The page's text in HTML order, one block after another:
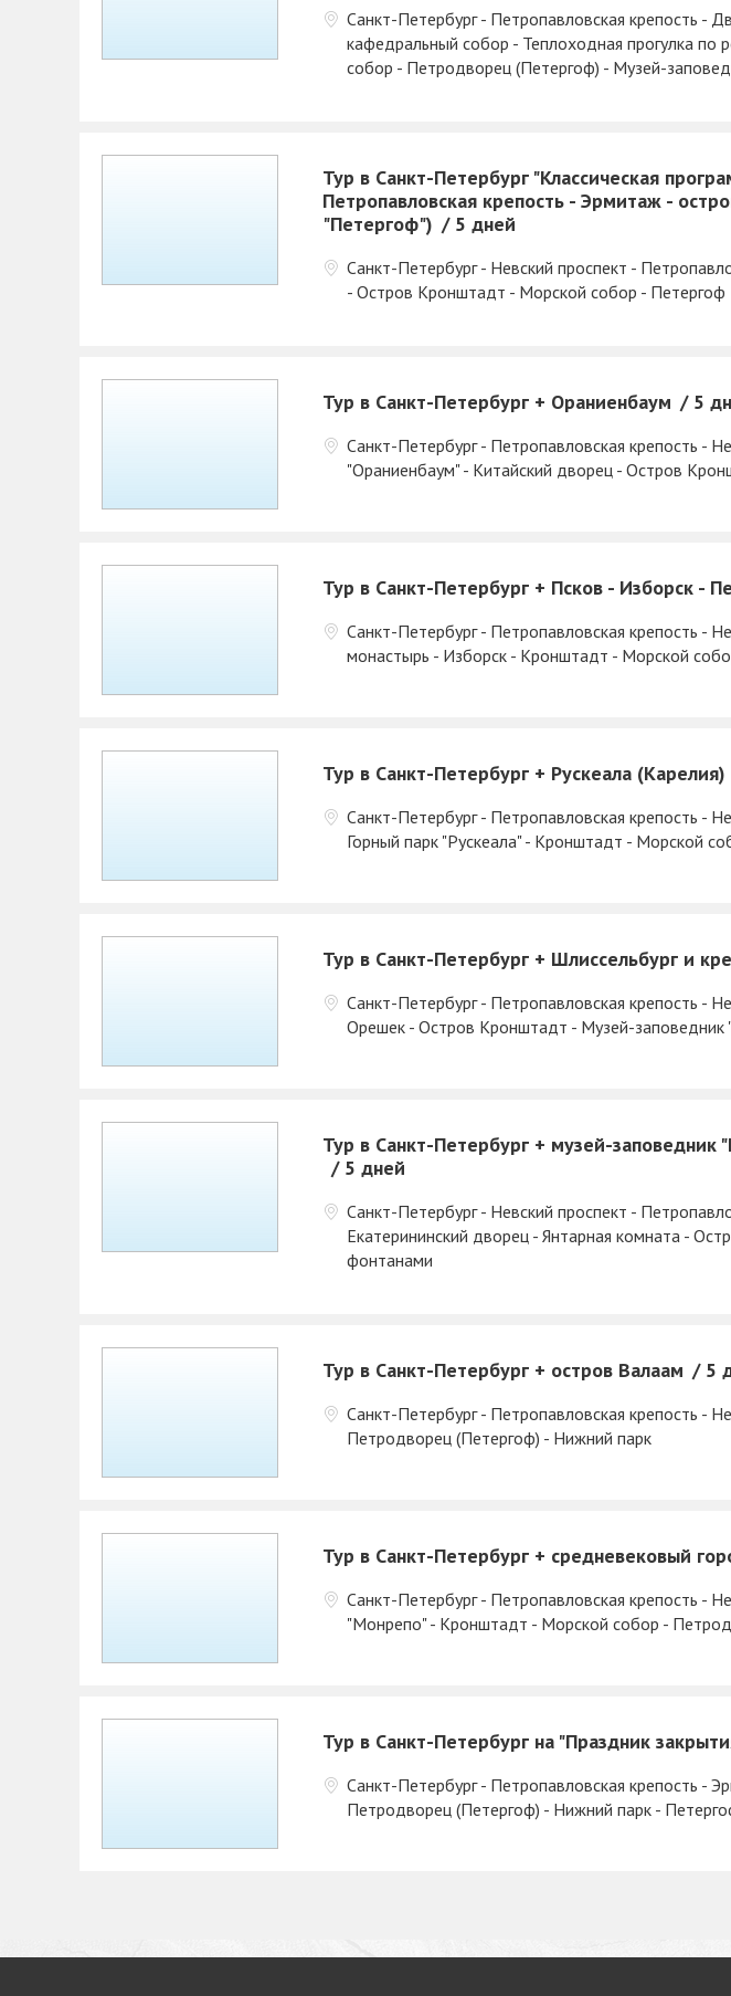
Санкт-Петербург - Петропавловская крепость -
кафедральный собор - Теплоходная прогулка
собор - Петродворец (Петергоф) - Музей-
Тур в Санкт-Петербург "Классическая
Петропавловская крепость - Эрмитаж -
"Петергоф")
5 дней
Санкт-Петербург - Невский проспект -
- Остров Кронштадт - Морской собор - Петергоф
Тур в Санкт-Петербург + Ораниенбаум 5
Санкт-Петербург - Петропавловская крепость -
"Ораниенбаум" - Китайский дворец - Остров
Тур в Санкт-Петербург + Псков - Изборск -
Санкт-Петербург - Петропавловская крепость -
монастырь - Изборск - Кронштадт - Морской
Тур в Санкт-Петербург + Рускеала (Карелия)
Санкт-Петербург - Петропавловская крепость -
Горный парк "Рускеала" - Кронштадт - Морской
Тур в Санкт-Петербург + Шлиссельбург и
Санкт-Петербург - Петропавловская крепость -
Орешек - Остров Кронштадт - Музей-
Тур в Санкт-Петербург + музей-
5 дней
Санкт-Петербург - Невский проспект -
Екатерининский дворец - Янтарная комната -
фонтанами
Тур в Санкт-Петербург + остров Валаам 5
Санкт-Петербург - Петропавловская крепость -
Петродворец (Петергоф) - Нижний парк
Тур в Санкт-Петербург + средневековый
Санкт-Петербург - Петропавловская крепость -
"Монрепо" - Кронштадт - Морской собор -
Тур в Санкт-Петербург на "Праздник
Санкт-Петербург - Петропавловская крепость
Петродворец (Петергоф) - Нижний парк -